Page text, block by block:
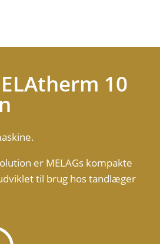
10
er MELAGs kompakte
til brug hos tandlæger